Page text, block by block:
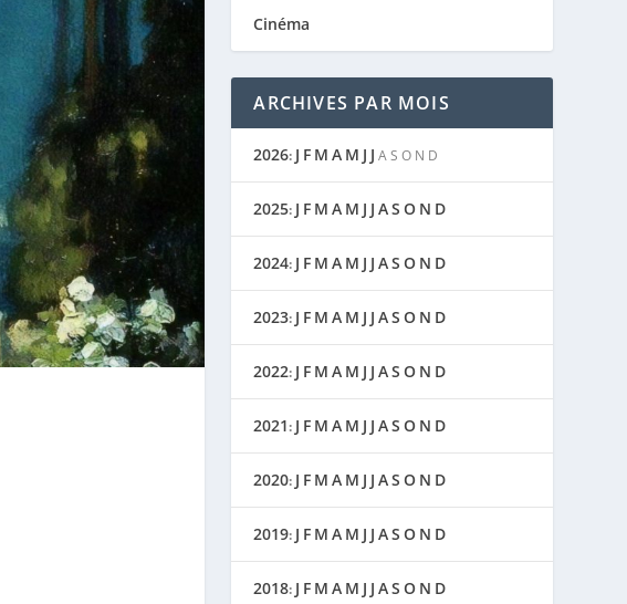
Cinéma
ARCHIVES PAR MOIS
2026: J F M A M J J AS O N D
2025: J F M A M J J AS O N D
2024: J F M A M J J AS O N D
2023: J F M A M J J AS O N D
2022: J F M A M J J AS O N D
2021: J F M A M J J AS O N D
2020: J F M A M J J AS O N D
2019: J F M A M J J AS O N D
2018: J F M A M J J AS O N D